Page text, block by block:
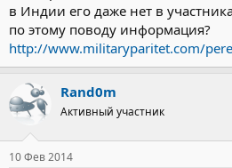
в Индии его даже нет в
по этому поводу информация?
http://www.militaryparitet.com/
Rand0m
Активный участник
10 Фев 2014